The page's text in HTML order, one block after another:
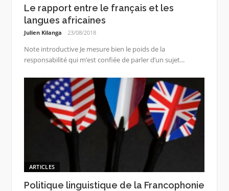
Le rapport entre le français et les
langues africaines
Julien Kilanga 23/08/2018
Note introductive Je mesure bien le poids de la
responsabilité qui m’est confiée de parler d’un sujet...
ARTICLES
Politique linguistique de la Francophonie